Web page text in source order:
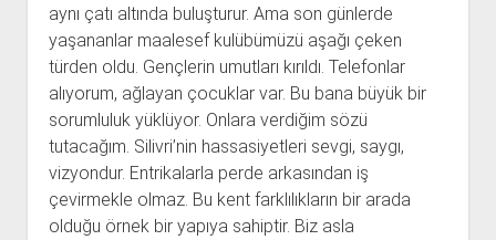
aynı çatı altında buluşturur. Ama son günlerde
yaşananlar maalesef kulübümüzü aşağı çeken
türden oldu. Gençlerin umutları kırıldı. Telefonlar
alıyorum, ağlayan çocuklar var. Bu bana büyük bir
sorumluluk yüklüyor. Onlara verdiğim sözü
tutacağım. Silivri’nin hassasiyetleri sevgi, saygı,
vizyondur. Entrikalarla perde arkasından iş
çevirmekle olmaz. Bu kent farklılıkların bir arada
olduğu örnek bir yapıya sahiptir. Biz asla